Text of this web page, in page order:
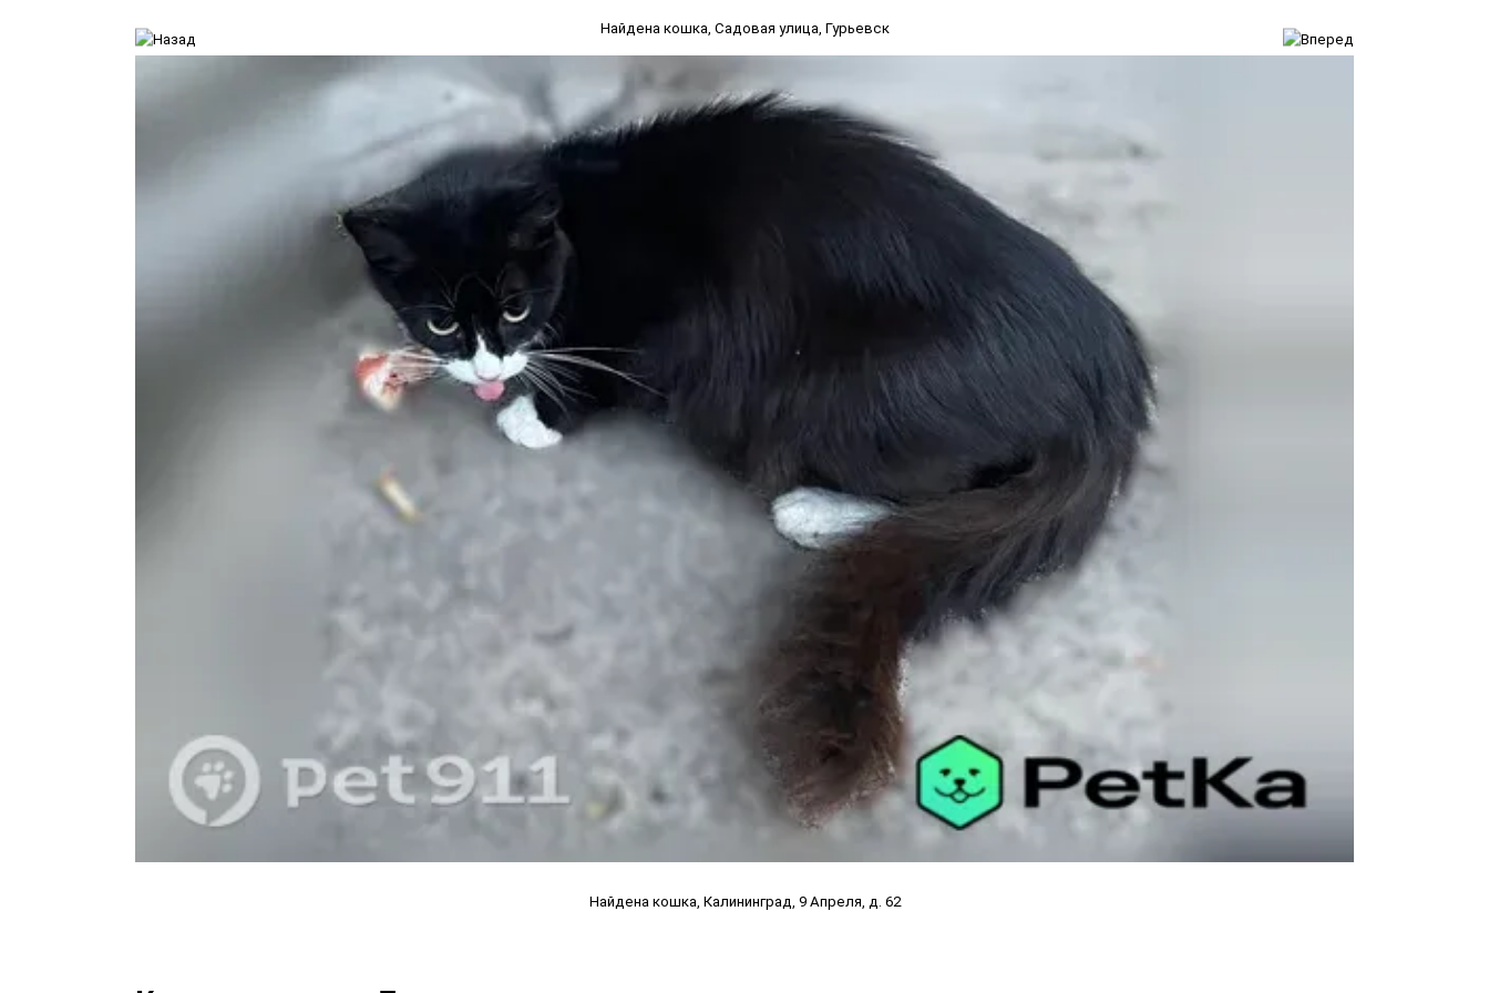
Найдена кошка, Садовая улица, Гурьевск
Найдена кошка, Калининград, 9 Апреля, д. 62